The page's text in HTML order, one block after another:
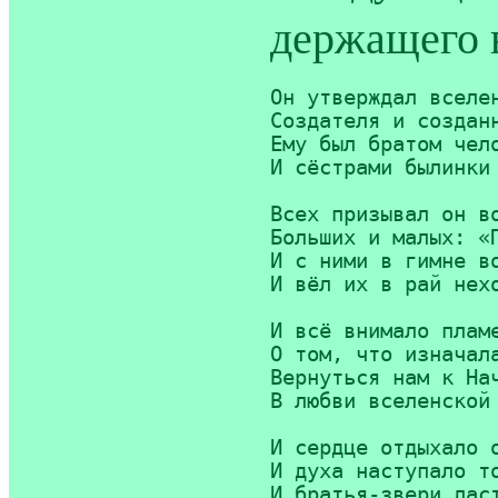
держащего
Он утверждал
Создателя и
Ему был братом
И сёстрами
Всех призывал он
Больших и малых:
И с ними в гимне
И вёл их в рай
И всё внимало
О том, что
Вернуться нам к
В любви
И сердце отдыхало
И духа наступало